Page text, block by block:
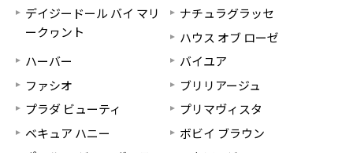
デイジードール バイ マリ
ークヮント
ナチュラグラッセ
ハウス オブ ローゼ
ハーバー
バイユア
ファシオ
ブリリアージュ
プラダ ビューティ
プリマヴィスタ
ベキュア ハニー
ボビイ ブラウン